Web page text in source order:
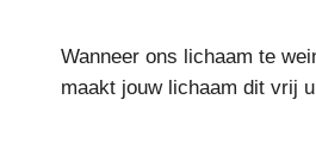
Wanneer ons lichaam te
maakt jouw lichaam dit vrij